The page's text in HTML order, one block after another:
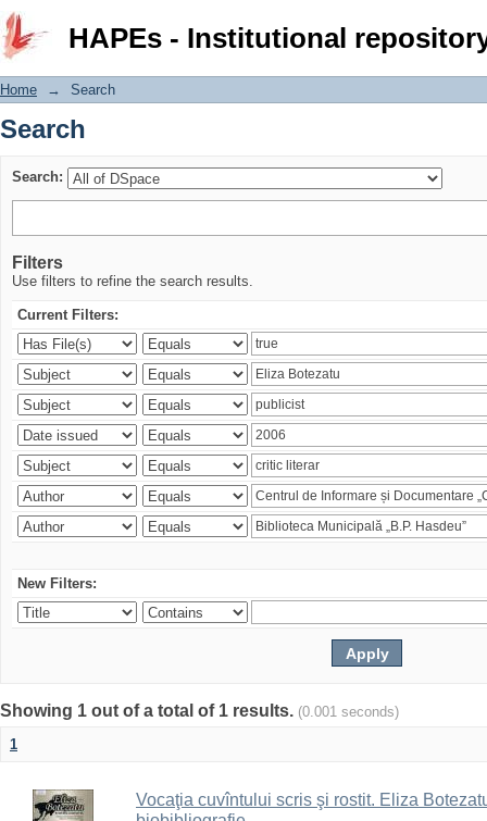
HAPEs - Institutional
Search
Home → Search
Search
Search:
Filters
Use filters to refine the search results.
Current Filters:
New Filters:
Showing 1 out of a total of 1 results. (0.001 seconds)
1
Vocaţia cuvîntului scris şi rostit. Eliza